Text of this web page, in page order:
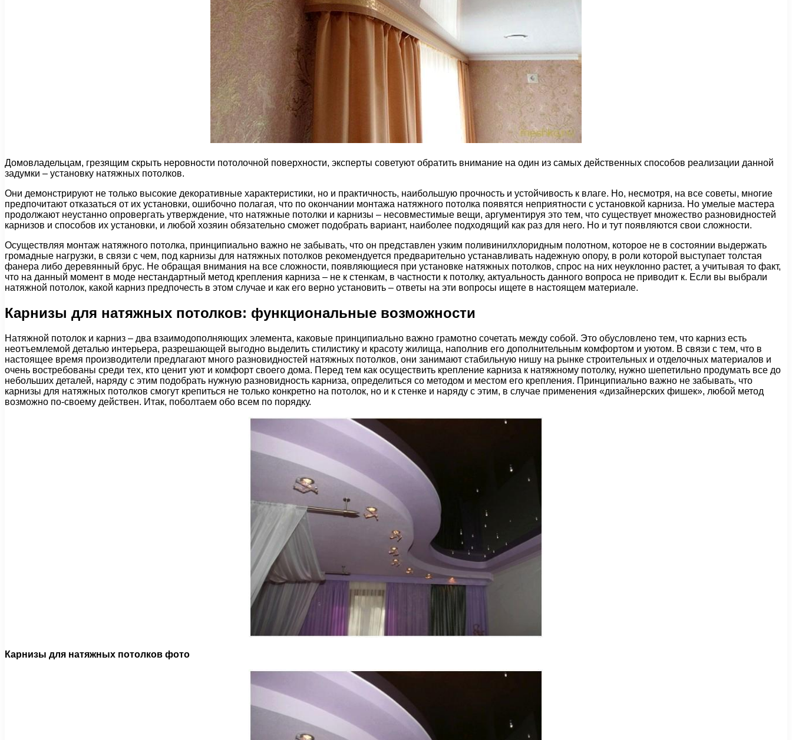
Домовладельцам, грезящим скрыть неровности потолочной поверхности, эксперты советуют обратить внимание на один из самых действенных способов реализации данной
задумки – установку натяжных потолков.
Они демонстрируют не только высокие декоративные характеристики, но и практичность, наибольшую прочность и устойчивость к влаге. Но, несмотря, на все советы, многие
предпочитают отказаться от их установки, ошибочно полагая, что по окончании монтажа натяжного потолка появятся неприятности с установкой карниза. Но умелые мастера
продолжают неустанно опровергать утверждение, что натяжные потолки и карнизы – несовместимые вещи, аргументируя это тем, что существует множество разновидностей
карнизов и способов их установки, и любой хозяин обязательно сможет подобрать вариант, наиболее подходящий как раз для него. Но и тут появляются свои сложности.
Осуществляя монтаж натяжного потолка, принципиально важно не забывать, что он представлен узким поливинилхлоридным полотном, которое не в состоянии выдержать
громадные нагрузки, в связи с чем, под карнизы для натяжных потолков рекомендуется предварительно устанавливать надежную опору, в роли которой выступает толстая
фанера либо деревянный брус. Не обращая внимания на все сложности, появляющиеся при установке натяжных потолков, спрос на них неуклонно растет, а учитывая то факт,
что на данный момент в моде нестандартный метод крепления карниза – не к стенкам, в частности к потолку, актуальность данного вопроса не приводит к. Если вы выбрали
натяжной потолок, какой карниз предпочесть в этом случае и как его верно установить – ответы на эти вопросы ищете в настоящем материале.
Карнизы для натяжных потолков: функциональные возможности
Натяжной потолок и карниз – два взаимодополняющих элемента, каковые принципиально важно грамотно сочетать между собой. Это обусловлено тем, что карниз есть
неотъемлемой деталью интерьера, разрешающей выгодно выделить стилистику и красоту жилища, наполнив его дополнительным комфортом и уютом. В связи с тем, что в
настоящее время производители предлагают много разновидностей натяжных потолков, они занимают стабильную нишу на рынке строительных и отделочных материалов и
очень востребованы среди тех, кто ценит уют и комфорт своего дома. Перед тем как осуществить крепление карниза к натяжному потолку, нужно шепетильно продумать все до
небольших деталей, наряду с этим подобрать нужную разновидность карниза, определиться со методом и местом его крепления. Принципиально важно не забывать, что
карнизы для натяжных потолков смогут крепиться не только конкретно на потолок, но и к стенке и наряду с этим, в случае применения «дизайнерских фишек», любой метод
возможно по-своему действен. Итак, поболтаем обо всем по порядку.
Карнизы для натяжных потолков фото